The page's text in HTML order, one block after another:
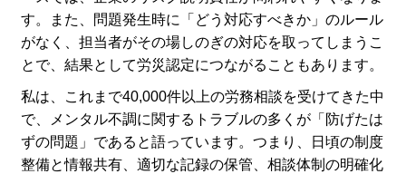
す。また、問題発生時に「どう対応すべきか」のルール
がなく、担当者がその場しのぎの対応を取ってしまうこ
とで、結果として労災認定につながることもあります。
私は、これまで40,000件以上の労務相談を受けてきた中
で、メンタル不調に関するトラブルの多くが「防げたは
ずの問題」であると語っています。つまり、日頃の制度
整備と情報共有、適切な記録の保管、相談体制の明確化